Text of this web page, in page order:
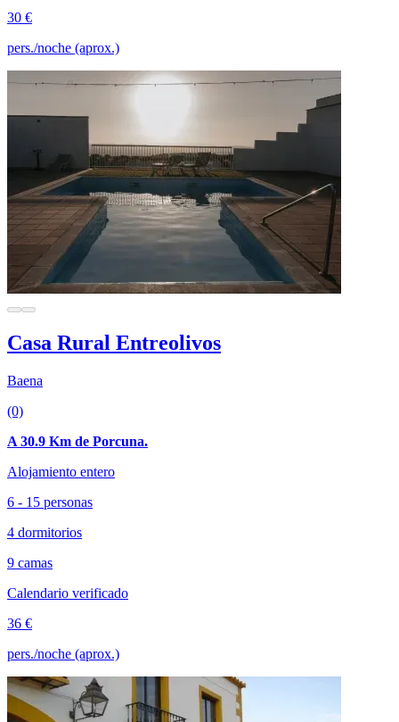
30 €
pers./noche (aprox.)
Casa Rural Entreolivos
Baena
(0)
A 30.9 Km de Porcuna.
Alojamiento entero
6 - 15 personas
4 dormitorios
9 camas
Calendario verificado
36 €
pers./noche (aprox.)